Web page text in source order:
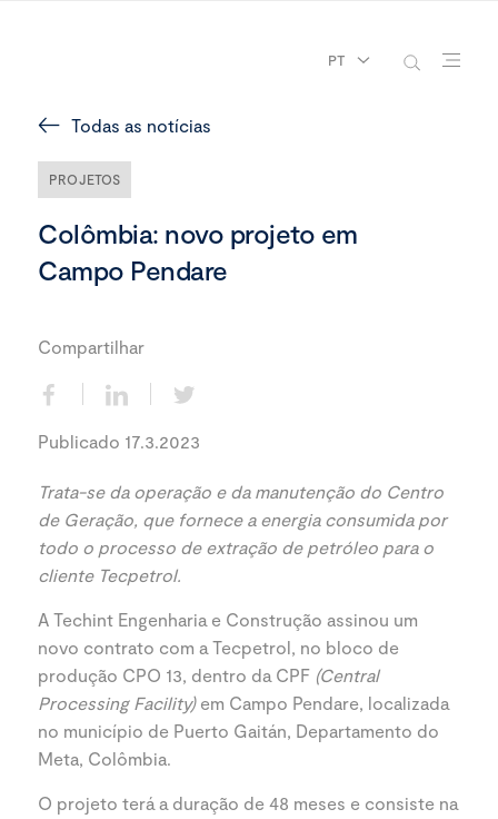
PT
Todas as notícias
PROJETOS
Colômbia: novo projeto em
Campo Pendare
Compartilhar
Publicado 17.3.2023
Trata-se da operação e da manutenção do Centro
de Geração, que fornece a energia consumida por
todo o processo de extração de petróleo para o
cliente Tecpetrol.
A Techint Engenharia e Construção assinou um
novo contrato com a Tecpetrol, no bloco de
produção CPO 13, dentro da CPF (Central
Processing Facility)em Campo Pendare, localizada
no município de Puerto Gaitán, Departamento do
Meta, Colômbia.
O projeto terá a duração de 48 meses e consiste na